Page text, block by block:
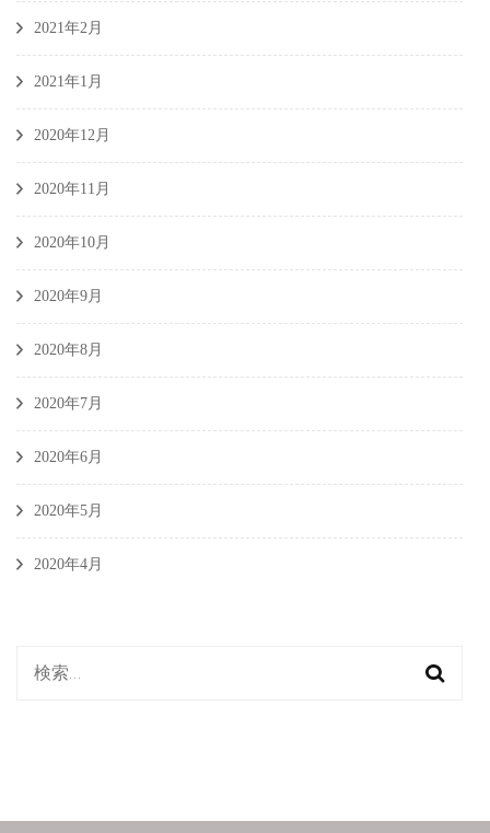
2021年2月
2021年1月
2020年12月
2020年11月
2020年10月
2020年9月
2020年8月
2020年7月
2020年6月
2020年5月
2020年4月
検